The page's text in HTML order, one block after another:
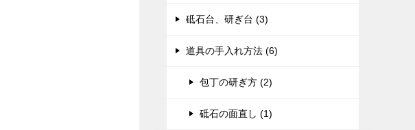
砥石台、研ぎ台 (3)
道具の手入れ方法 (6)
包丁の研ぎ方 (2)
砥石の面直し (1)